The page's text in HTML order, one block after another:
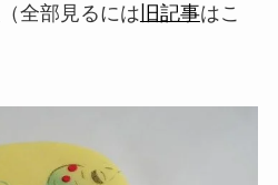
（全部見るには 旧記事はこ